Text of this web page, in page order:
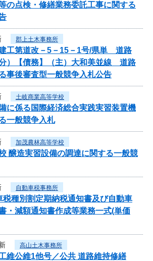
の点検・修繕業務委託工事に関する
郡上土木事務所
建工第道改－5－15－1号/県単 道路
）【債務】（主）大和美並線 道路
事後審査型一般競争入札公告
土岐商業高等学校
に係る国際経済総合実践実習装置機
一般競争入札
加茂農林高等学校
醸造実習設備の調達に関する一般競
自動車税事務所
税種別割定期納税通知書及び自動車
・減額通知書作成等業務一式(単価
高山土木事務所
維公維1他号／公共 道路維持修繕